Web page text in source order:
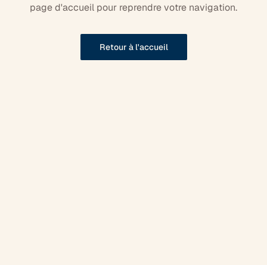
page d'accueil pour reprendre votre navigation.
Retour à l'accueil